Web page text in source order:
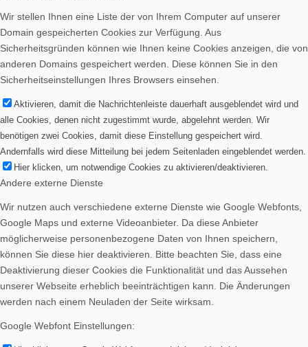
Spenden
Vereinsheim mieten
Wir stellen Ihnen eine Liste der von Ihrem Computer auf unserer
Domain gespeicherten Cookies zur Verfügung. Aus
Sicherheitsgründen können wie Ihnen keine Cookies anzeigen, die von
anderen Domains gespeichert werden. Diese können Sie in den
Sicherheitseinstellungen Ihres Browsers einsehen.
Aktivieren, damit die Nachrichtenleiste dauerhaft ausgeblendet wird und
alle Cookies, denen nicht zugestimmt wurde, abgelehnt werden. Wir
benötigen zwei Cookies, damit diese Einstellung gespeichert wird.
Andernfalls wird diese Mitteilung bei jedem Seitenladen eingeblendet werden.
Hier klicken, um notwendige Cookies zu aktivieren/deaktivieren.
Andere externe Dienste
Wir nutzen auch verschiedene externe Dienste wie Google Webfonts,
Google Maps und externe Videoanbieter. Da diese Anbieter
möglicherweise personenbezogene Daten von Ihnen speichern,
können Sie diese hier deaktivieren. Bitte beachten Sie, dass eine
Deaktivierung dieser Cookies die Funktionalität und das Aussehen
unserer Webseite erheblich beeinträchtigen kann. Die Änderungen
werden nach einem Neuladen der Seite wirksam.
Google Webfont Einstellungen: